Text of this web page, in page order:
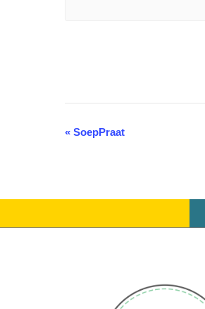
Evenement
« SoepPraat